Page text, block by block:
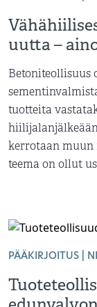
uutta –
Betoniteollisuus
tuotteita
kerrotaan muun
teema on ollut
PÄÄKIRJOITUS |